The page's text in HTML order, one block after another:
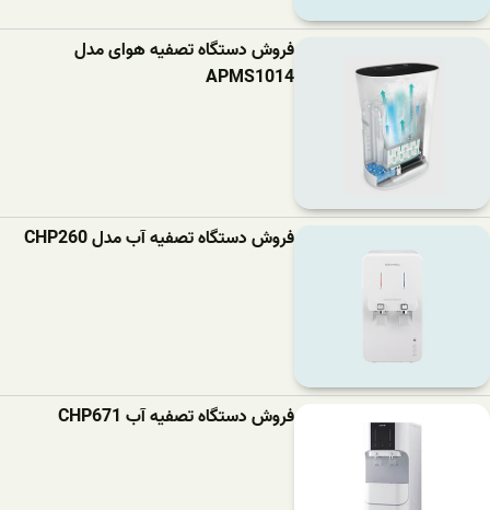
فروش دستگاه تصفیه هوای مدل
APMS1014
فروش دستگاه تصفیه آب مدل CHP260
فروش دستگاه تصفیه آب CHP671